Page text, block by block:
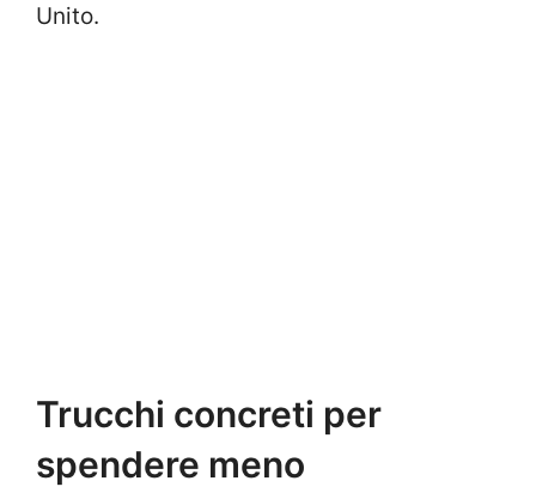
Unito.
Trucchi concreti per
spendere meno